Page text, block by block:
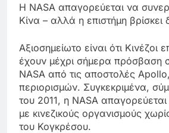
Η NASA απαγορεύεται να
Κίνα – αλλά η επιστήμη βρίσκει
Αξιοσημείωτο είναι ότι Κινέζοι
έχουν μέχρι σήμερα πρόσβαση
NASA από τις αποστολές
περιορισμών. Συγκεκριμένα,
του 2011, η NASA
με κινεζικούς οργανισμούς
του Κογκρέσου.